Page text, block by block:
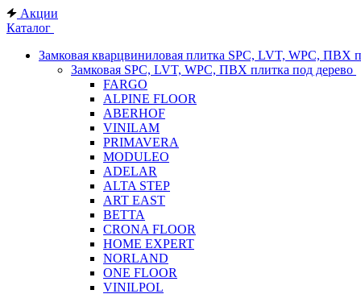
Акции
Каталог
Замковая кварцвиниловая плитка SPC, LVT, WPC, ПВХ
Замковая SPC, LVT, WPC, ПВХ плитка под дерево
FARGO
ALPINE FLOOR
ABERHOF
VINILAM
PRIMAVERA
MODULEO
ADELAR
ALTA STEP
ART EAST
BETTA
CRONA FLOOR
HOME EXPERT
NORLAND
ONE FLOOR
VINILPOL